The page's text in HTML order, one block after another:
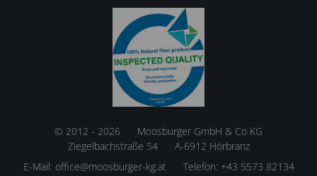
© 2012 - 2026
Moosburger GmbH & Co KG
Ziegelbachstraße 54
A-6912 Hörbranz
E-Mail: office@moosburger-kg.at Telefon: +43 5573 82134